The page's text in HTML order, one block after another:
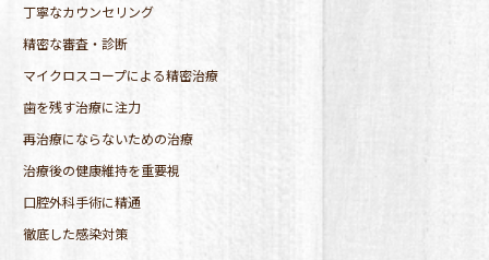
丁寧なカウンセリング
精密な審査・診断
マイクロスコープによる精密治療
歯を残す治療に注力
再治療にならないための治療
治療後の健康維持を重要視
口腔外科手術に精通
徹底した感染対策